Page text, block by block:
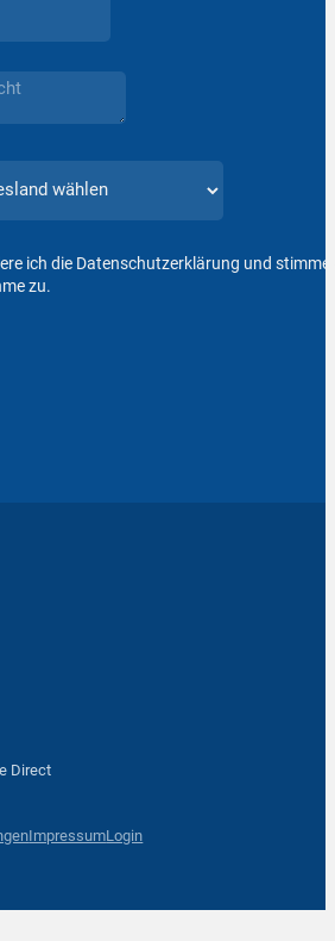
ich die Datenschutzerklärung und
zu.
Direct
ImpressumLogin